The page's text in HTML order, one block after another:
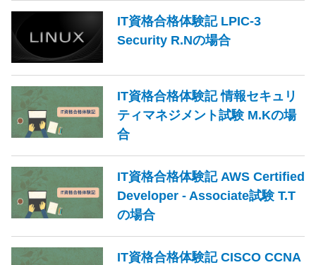
IT資格合格体験記 LPIC-3
Security R.Nの場合
IT資格合格体験記 情報セキュリ
ティマネジメント試験 M.Kの場
合
IT資格合格体験記 AWS Certified
Developer - Associate試験 T.T
の場合
IT資格合格体験記 CISCO CCNA